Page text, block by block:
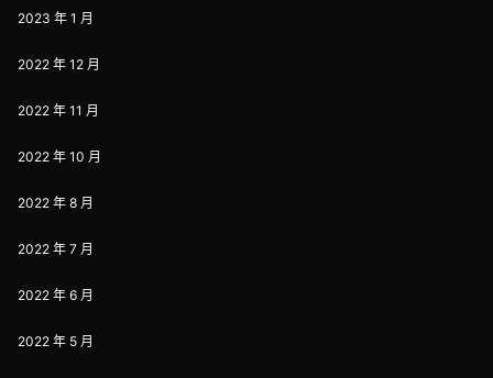
2023 年 1 月
2022 年 12 月
2022 年 11 月
2022 年 10 月
2022 年 8 月
2022 年 7 月
2022 年 6 月
2022 年 5 月